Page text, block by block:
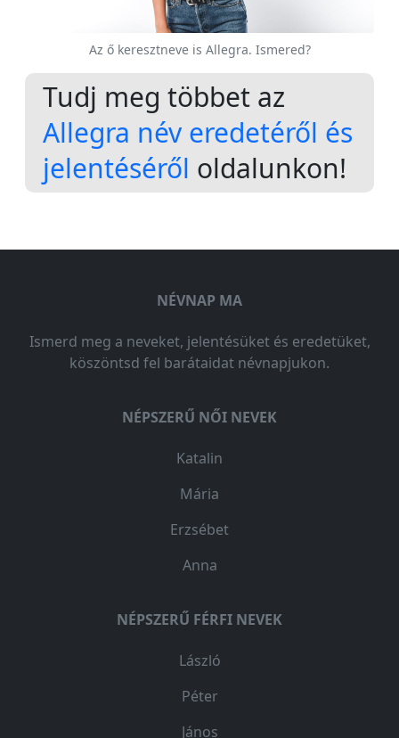
Az ő keresztneve is Allegra. Ismered?
Tudj meg többet az
Allegra név eredetéről és
jelentéséről oldalunkon!
NÉVNAP MA
Ismerd meg a neveket, jelentésüket és eredetüket,
köszöntsd fel barátaidat névnapjukon.
NÉPSZERŰ NŐI NEVEK
Katalin
Mária
Erzsébet
Anna
NÉPSZERŰ FÉRFI NEVEK
László
Péter
János